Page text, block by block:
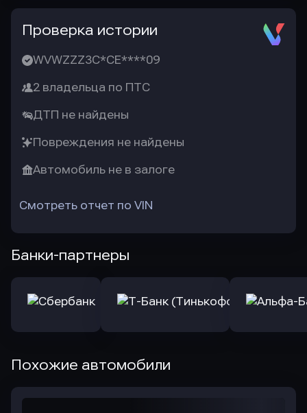
Проверка истории
WVWZZZ3C*CE****09
2 владельца по ПТС
ДТП не найдены
Повреждения не найдены
Автомобиль не в залоге
Смотреть отчет по VIN
Банки-партнеры
Похожие автомобили